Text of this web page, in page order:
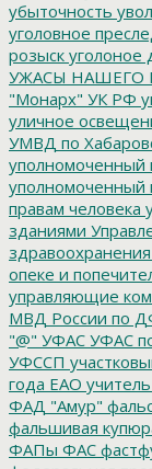
убыточность
уголовное
розыск уголоное
УЖАСЫ НАШЕГО
"Монарх" УК РФ
уличное
УМВД по
уполномоченный
уполномоченный
правам человека
зданиями
здравоохранения
опеке и
управляющие
МВД России по
"@" УФАС УФАС
УФССП
года ЕАО
ФАД "Амур"
фальшивая
ФАПы ФАС